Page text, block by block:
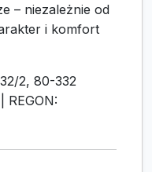
– niezależnie od
i komfort
2, 80-332
REGON: